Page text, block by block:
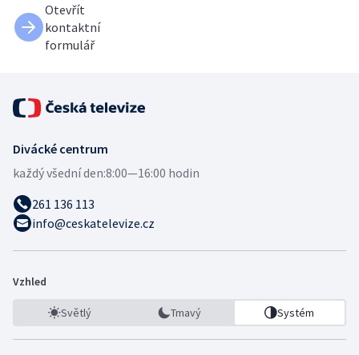
Otevřít
kontaktní
formulář
Divácké centrum
každý všední den:8:00—16:00 hodin
261 136 113
info@ceskatelevize.cz
Vzhled
Světlý Tmavý Systém